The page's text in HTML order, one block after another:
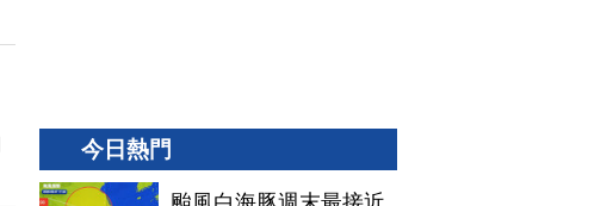
今日熱門